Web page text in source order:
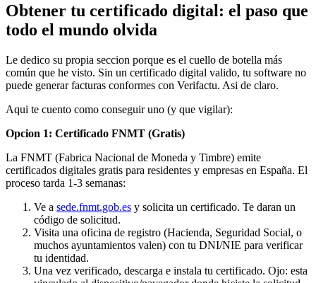
Obtener tu certificado digital: el paso que
todo el mundo olvida
Le dedico su propia seccion porque es el cuello de botella más
común que he visto. Sin un certificado digital valido, tu software no
puede generar facturas conformes con Verifactu. Asi de claro.
Aqui te cuento como conseguir uno (y que vigilar):
Opcion 1: Certificado FNMT (Gratis)
La FNMT (Fabrica Nacional de Moneda y Timbre) emite
certificados digitales gratis para residentes y empresas en España. El
proceso tarda 1-3 semanas:
Ve a sede.fnmt.gob.es y solicita un certificado. Te daran un
código de solicitud.
Visita una oficina de registro (Hacienda, Seguridad Social, o
muchos ayuntamientos valen) con tu DNI/NIE para verificar
tu identidad.
Una vez verificado, descarga e instala tu certificado. Ojo: esta